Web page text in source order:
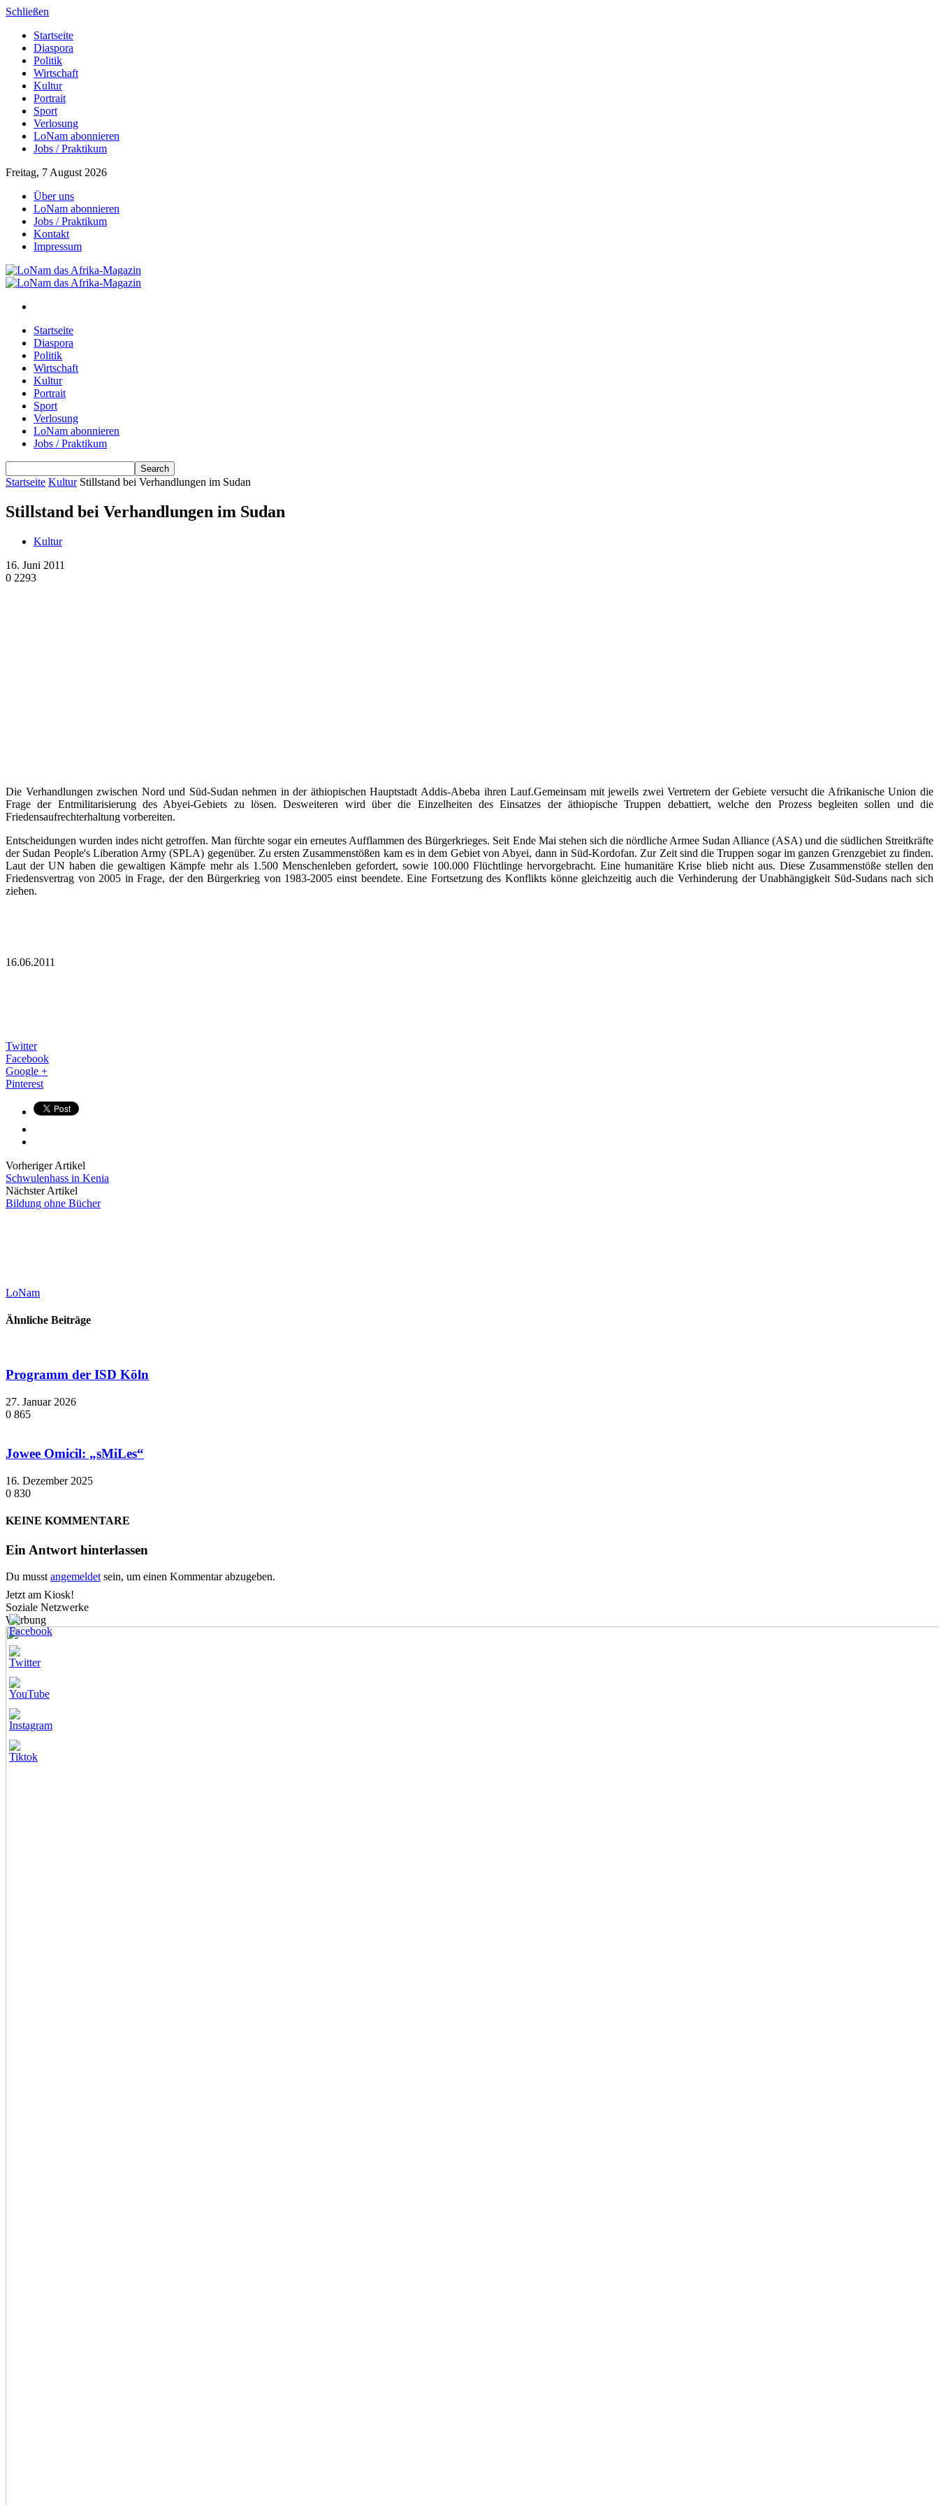
Schließen
Startseite
Diaspora
Politik
Wirtschaft
Kultur
Portrait
Sport
Verlosung
LoNam abonnieren
Jobs / Praktikum
Freitag, 7 August 2026
Über uns
LoNam abonnieren
Jobs / Praktikum
Kontakt
Impressum
Startseite
Diaspora
Politik
Wirtschaft
Kultur
Portrait
Sport
Verlosung
LoNam abonnieren
Jobs / Praktikum
Startseite Kultur Stillstand bei Verhandlungen im Sudan
Stillstand bei Verhandlungen im Sudan
Kultur
16. Juni 2011
0 2293
Die Verhandlungen zwischen Nord und Süd-Sudan nehmen in der äthiopischen Hauptstadt Addis-Abeba ihren Lauf.Gemeinsam mit jeweils zwei Vertretern der Gebiete versucht die Afrikanische Union die
Frage der Entmilitarisierung des Abyei-Gebiets zu lösen. Desweiteren wird über die Einzelheiten des Einsatzes der äthiopische Truppen debattiert, welche den Prozess begleiten sollen und die
Friedensaufrechterhaltung vorbereiten.
Entscheidungen wurden indes nicht getroffen. Man fürchte sogar ein erneutes Aufflammen des Bürgerkrieges. Seit Ende Mai stehen sich die nördliche Armee Sudan Alliance (ASA) und die südlichen Streitkräfte
der Sudan People's Liberation Army (SPLA) gegenüber. Zu ersten Zusammenstößen kam es in dem Gebiet von Abyei, dann in Süd-Kordofan. Zur Zeit sind die Truppen sogar im ganzen Grenzgebiet zu finden.
Laut der UN haben die gewaltigen Kämpfe mehr als 1.500 Menschenleben gefordert, sowie 100.000 Flüchtlinge hervorgebracht. Eine humanitäre Krise blieb nicht aus. Diese Zusammenstöße stellen den
Friedensvertrag von 2005 in Frage, der den Bürgerkrieg von 1983-2005 einst beendete. Eine Fortsetzung des Konflikts könne gleichzeitig auch die Verhinderung der Unabhängigkeit Süd-Sudans nach sich
ziehen.
16.06.2011
Twitter
Facebook
Google +
Pinterest
Vorheriger Artikel
Schwulenhass in Kenia
Nächster Artikel
Bildung ohne Bücher
LoNam
Ähnliche Beiträge
Programm der ISD Köln
27. Januar 2026
0 865
Jowee Omicil: „sMiLes“
16. Dezember 2025
0 830
KEINE KOMMENTARE
Ein Antwort hinterlassen
Du musst angemeldet sein, um einen Kommentar abzugeben.
Jetzt am Kiosk!
Soziale Netzwerke
Werbung